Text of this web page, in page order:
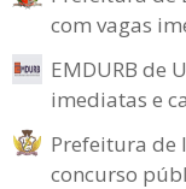
com vagas
EMDURB de
imediatas e
Prefeitura de
concurso